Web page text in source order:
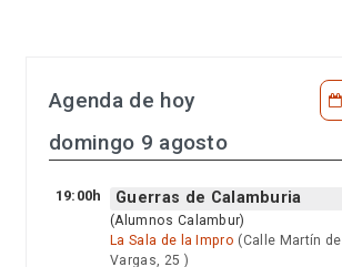
Agenda de hoy
domingo 9 agosto
19:00h Guerras de Calamburia
(Alumnos Calambur)
La Sala de la Impro (Calle Martín de
Vargas, 25 )